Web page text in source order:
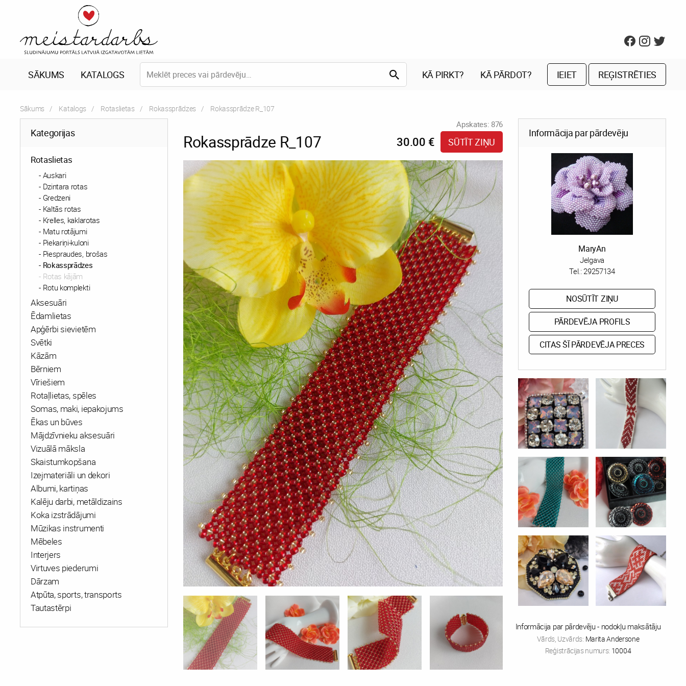
SĀKUMS KATALOGS KĀ PIRKT? KĀ PĀRDOT? IEIET REĢISTRĒTIES
Sākums Katalogs Rotaslietas Rokassprādzes Current:
Rokassprādze R_107
Kategorijas
Rotaslietas
Auskari
Dzintara rotas
Gredzeni
Kaltās rotas
Krelles, kaklarotas
Matu rotājumi
Piekariņi-kuloni
Piespraudes, brošas
Rokassprādzes
Rotas kājām
Rotu komplekti
Aksesuāri
Ēdamlietas
Apģērbi sievietēm
Svētki
Kāzām
Bērniem
Vīriešiem
Rotaļlietas, spēles
Somas, maki, iepakojums
Ēkas un būves
Mājdzīvnieku aksesuāri
Vizuālā māksla
Skaistumkopšana
Izejmateriāli un dekori
Albumi, kartiņas
Kalēju darbi, metāldizains
Koka izstrādājumi
Mūzikas instrumenti
Mēbeles
Interjers
Virtuves piederumi
Dārzam
Atpūta, sports, transports
Tautastērpi
Apskates: 876
Rokassprādze R_107 30.00 € SŪTĪT ZIŅU
Informācija par pārdevēju
MaryAn
Jelgava
Tel.:29257134
NOSŪTĪT ZIŅU
PĀRDEVĒJA PROFILS
CITAS ŠĪ PĀRDEVĒJA PRECES
Informācija par pārdevēju - nodokļu maksātāju
Vārds, Uzvārds: Marita Andersone
Reģistrācijas numurs: 10004